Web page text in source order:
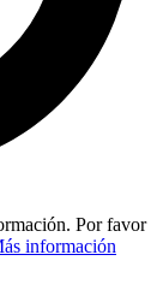
Por favor
información